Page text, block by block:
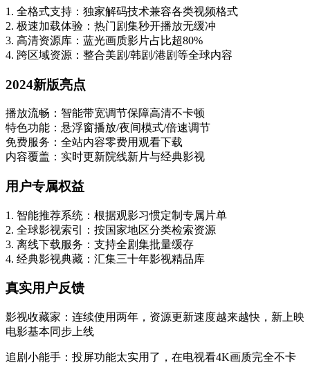
1. 全格式支持：独家解码技术兼容各类视频格式
2. 极速加载体验：热门剧集秒开播放无缓冲
3. 高清资源库：蓝光画质影片占比超80%
4. 跨区域资源：整合美剧/韩剧/港剧等全球内容
2024新版亮点
播放流畅：智能带宽调节保障高清不卡顿
特色功能：悬浮窗播放/夜间模式/倍速调节
免费服务：全站内容零费用观看下载
内容覆盖：实时更新院线新片与经典影视
用户专属权益
1. 智能推荐系统：根据观影习惯定制专属片单
2. 全球影视索引：按国家地区分类检索资源
3. 离线下载服务：支持全剧集批量缓存
4. 经典影视典藏：汇集三十年影视精品库
真实用户反馈
影视收藏家：连续使用两年，资源更新速度越来越快，新上映
电影基本同步上线
追剧小能手：投屏功能太实用了，在电视看4K画质完全不卡